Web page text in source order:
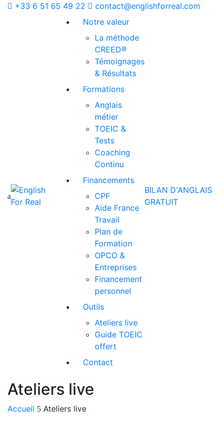
+33 6 51 65 49 22
contact@englishforreal.com
Notre valeur
La méthode
CREED®
Témoignages
& Résultats
Formations
Anglais
métier
TOEIC &
Tests
Coaching
Continu
Financements
CPF
Aide France
Travail
Plan de
Formation
OPCO &
Entreprises
Financement
personnel
Outils
Ateliers live
Guide TOEIC
offert
Contact
BILAN D'ANGLAIS
GRATUIT
Ateliers live
Accueil Ateliers live